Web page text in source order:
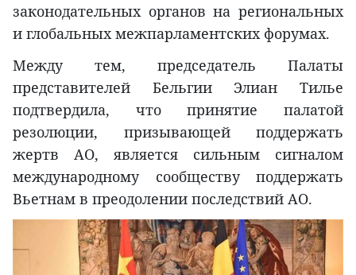
законодательных органов на региональных
и глобальных межпарламентских форумах.
Между тем, председатель Палаты
представителей Бельгии Элиан Тилье
подтвердила, что принятие палатой
резолюции, призывающей поддержать
жертв АО, является сильным сигналом
международному сообществу поддержать
Вьетнам в преодолении последствий АО.